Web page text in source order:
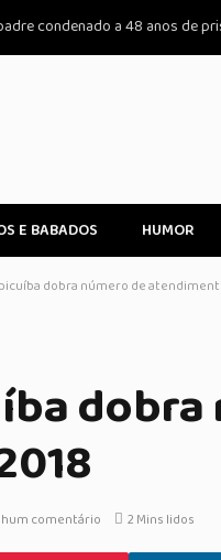
E BABADOS HUMOR
dobra número de
comentário 2 Mins lidos